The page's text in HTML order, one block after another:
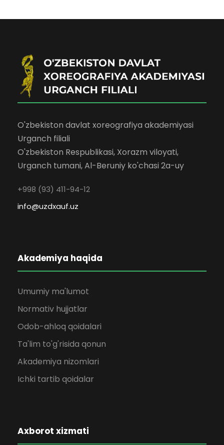
O'zbekiston davlat xoreografiya akademiyasi
Urganch filiali
O'zbekiston Respublikasi, Xorazm viloyati,
Urganch tumani, Al-Beruniy ko'chasi 2a-uy
+998 (93) 411-94-12
info@uzdxauf.uz
Akademiya haqida
Umumiy ma'lumot
Normativ hujjatlar
Odob-ahloq qoidalari
Ta'lim to'g'risida qonun
Akademiya nizomlari
Ichki tartib qoidalar
Axborot xizmati